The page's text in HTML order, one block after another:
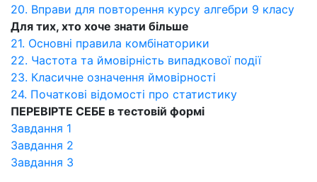
20. Вправи для повторення курсу алгебри 9 класу
Для тих, хто хоче знати більше
21. Основні правила комбінаторики
22. Частота та ймовірність випадкової події
23. Класичне означення ймовірності
24. Початкові відомості про статистику
ПЕРЕВІРТЕ СЕБЕ в тестовій формі
Завдання 1
Завдання 2
Завдання 3